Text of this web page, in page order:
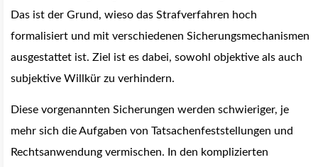
Das ist der Grund, wieso das Strafverfahren hoch
formalisiert und mit verschiedenen Sicherungsmechanismen
ausgestattet ist. Ziel ist es dabei, sowohl objektive als auch
subjektive Willkür zu verhindern.
Diese vorgenannten Sicherungen werden schwieriger, je
mehr sich die Aufgaben von Tatsachenfeststellungen und
Rechtsanwendung vermischen. In den komplizierten